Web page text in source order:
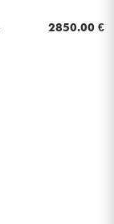
2850.00 €